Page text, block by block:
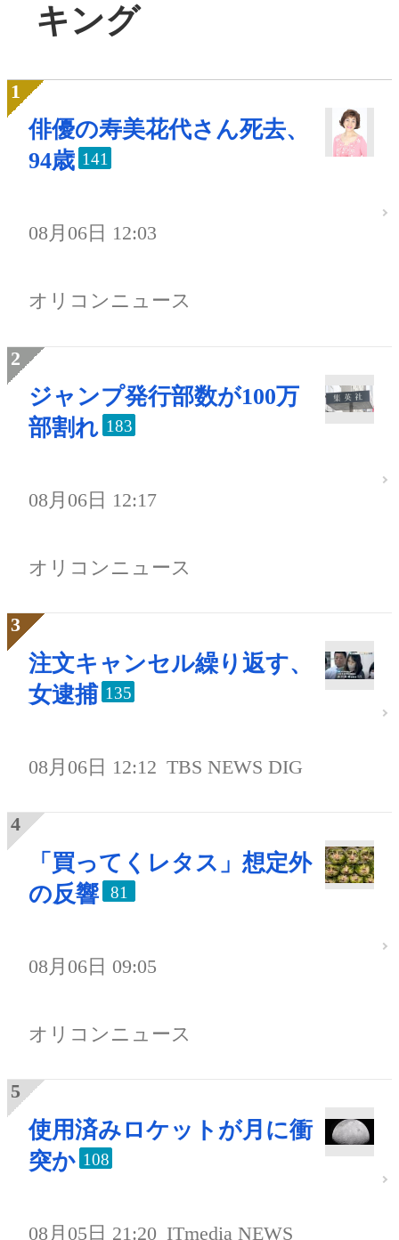
キング
俳優の寿美花代さん死去、
94歳 141
08月06日 12:03
オリコンニュース
ジャンプ発行部数が100万
部割れ 183
08月06日 12:17
オリコンニュース
注文キャンセル繰り返す、
女逮捕 135
08月06日 12:12 TBS NEWS DIG
「買ってくレタス」想定外
の反響
81
08月06日 09:05
オリコンニュース
使用済みロケットが月に衝
突か 108
08月05日 21:20 ITmedia NEWS